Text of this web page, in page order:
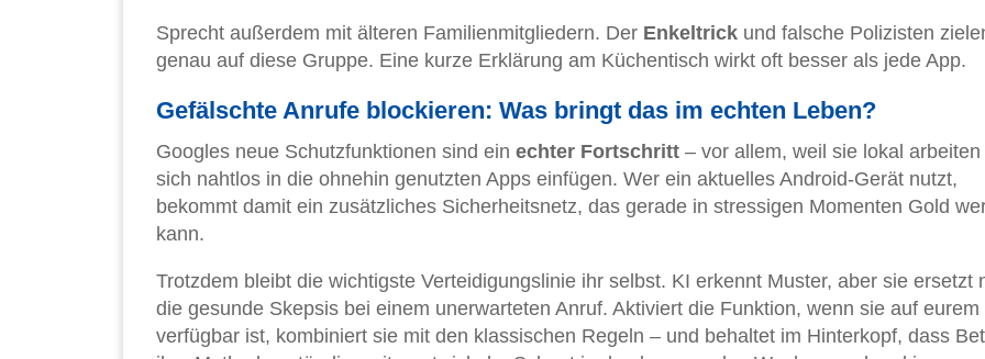
Sprecht außerdem mit älteren Familienmitgliedern. Der Enkeltrick und falsche Polizisten
genau auf diese Gruppe. Eine kurze Erklärung am Küchentisch wirkt oft besser als jede App.
Gefälschte Anrufe blockieren: Was bringt das im echten Leben?
Googles neue Schutzfunktionen sind ein echter Fortschritt – vor allem, weil sie lokal arbeiten
sich nahtlos in die ohnehin genutzten Apps einfügen. Wer ein aktuelles Android-Gerät nutzt,
bekommt damit ein zusätzliches Sicherheitsnetz, das gerade in stressigen Momenten Gold
kann.
Trotzdem bleibt die wichtigste Verteidigungslinie ihr selbst. KI erkennt Muster, aber sie ersetzt
die gesunde Skepsis bei einem unerwarteten Anruf. Aktiviert die Funktion, wenn sie auf eurem
verfügbar ist, kombiniert sie mit den klassischen Regeln – und behaltet im Hinterkopf, dass